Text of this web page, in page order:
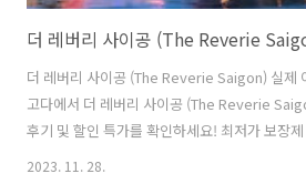
더 레버리 사이공 (The Reverie Saigon) 실제
고다에서 더 레버리 사이공 (The Reverie
후기 및 할인 특가를 확인하세요! 최저가 보장
www.agoda.com 더 레버리 사이공 (The
2023. 11. 28.